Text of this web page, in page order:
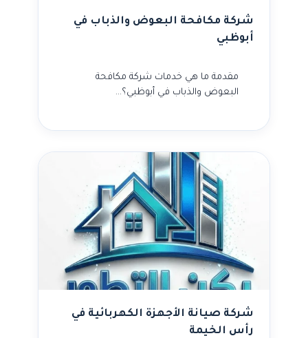
شركة مكافحة البعوض والذباب في
أبوظبي
مقدمة ما هي خدمات شركة مكافحة
البعوض والذباب في أبوظبي؟…
شركة صيانة الأجهزة الكهربائية في
رأس الخيمة